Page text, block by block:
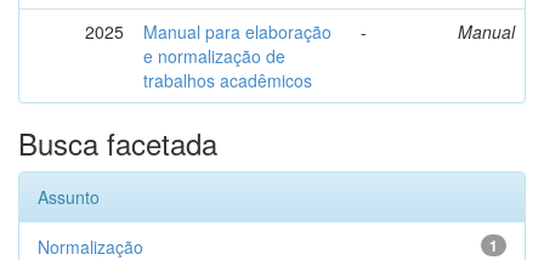
2025
Manual para elaboração
e normalização de
trabalhos acadêmicos
- Manual
Busca facetada
Assunto
1
Normalização